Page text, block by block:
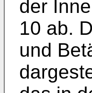
der
10 ab.
und